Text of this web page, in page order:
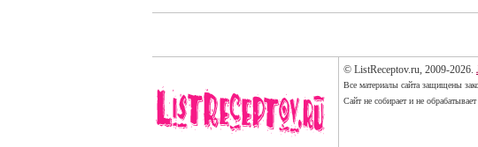
© ListReceptov.ru, 2009-2026.
Все материалы сайта защищены
Сайт не собирает и не